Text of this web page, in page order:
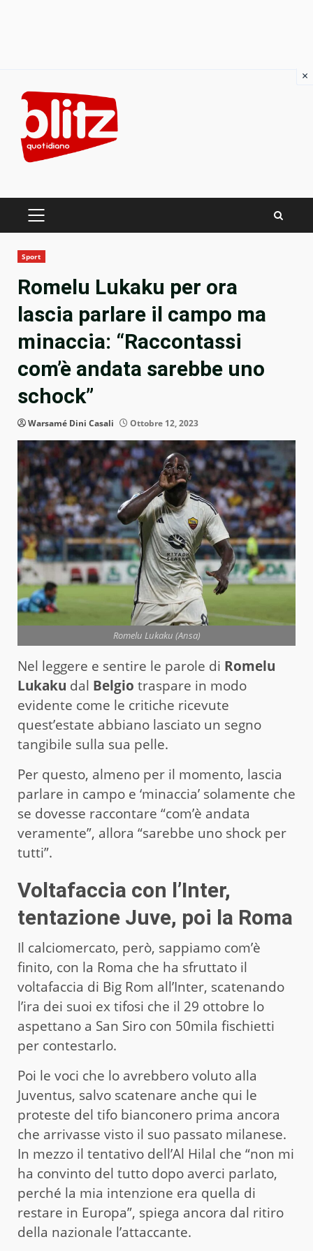
content
PRIMARY
Sport
Romelu Lukaku per ora
lascia parlare il campo ma
minaccia: “Raccontassi
com’è andata sarebbe uno
schock”
Warsamé Dini Casali Ottobre 12, 2023
Romelu Lukaku (Ansa)
Nel leggere e sentire le parole di Romelu
Lukaku dal Belgio traspare in modo
evidente come le critiche ricevute
quest’estate abbiano lasciato un segno
tangibile sulla sua pelle.
Per questo, almeno per il momento, lascia
parlare in campo e ‘minaccia’ solamente che
se dovesse raccontare “com’è andata
veramente”, allora “sarebbe uno shock per
tutti”.
Voltafaccia con l’Inter,
tentazione Juve, poi la Roma
Il calciomercato, però, sappiamo com’è
finito, con la Roma che ha sfruttato il
voltafaccia di Big Rom all’Inter, scatenando
l’ira dei suoi ex tifosi che il 29 ottobre lo
aspettano a San Siro con 50mila fischietti
per contestarlo.
Poi le voci che lo avrebbero voluto alla
Juventus, salvo scatenare anche qui le
proteste del tifo bianconero prima ancora
che arrivasse visto il suo passato milanese.
In mezzo il tentativo dell’Al Hilal che “non mi
ha convinto del tutto dopo averci parlato,
perché la mia intenzione era quella di
restare in Europa”, spiega ancora dal ritiro
della nazionale l’attaccante.
×